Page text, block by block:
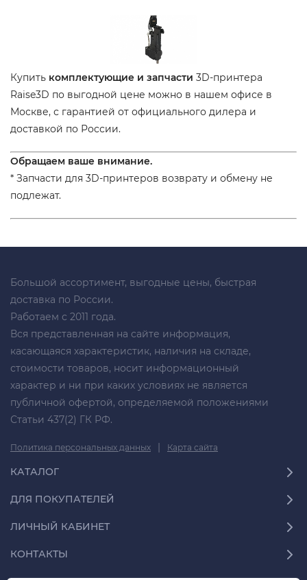
Купить комплектующие и запчасти 3D-принтера
Raise3D по выгодной цене можно в нашем офисе в
Москве, с гарантией от официального дилера и
доставкой по России.
Обращаем ваше внимание.
* Запчасти для 3D-принтеров возврату и обмену не
подлежат.
Большой ассортимент, выгодные цены, быстрая
доставка по России.
Работаем с 2011 года.
Вся представленная на сайте информация,
касающаяся характеристик, наличия на складе,
стоимости товаров, носит информационный
характер и ни при каких условиях не является
публичной офертой, определяемой положениями
Статьи 437(2) ГК РФ.
Политика персональных данных | Карта сайта
КАТАЛОГ
ДЛЯ ПОКУПАТЕЛЕЙ
ЛИЧНЫЙ КАБИНЕТ
КОНТАКТЫ